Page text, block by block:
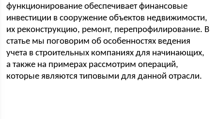
функционирование обеспечивает финансовые
инвестиции в сооружение объектов недвижимости,
их реконструкцию, ремонт, перепрофилирование. В
статье мы поговорим об особенностях ведения
учета в строительных компаниях для начинающих,
а также на примерах рассмотрим операций,
которые являются типовыми для данной отрасли.